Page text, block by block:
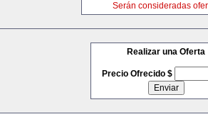
Serán consideradas
Realizar una Oferta
Precio Ofrecido $